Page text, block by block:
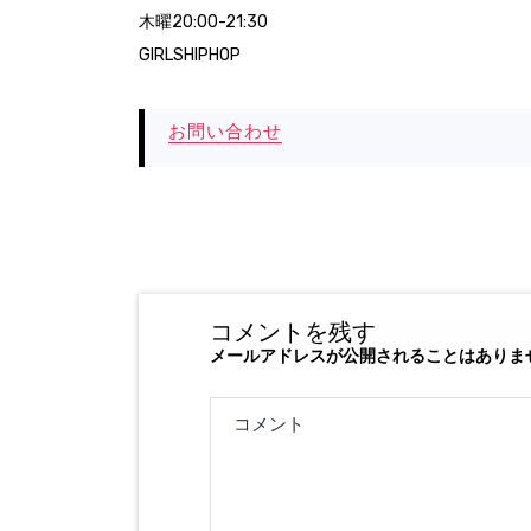
木曜20:00-21:30
GIRLSHIPHOP
お問い合わせ
コメントを残す
メールアドレスが公開されることはありま
コメント